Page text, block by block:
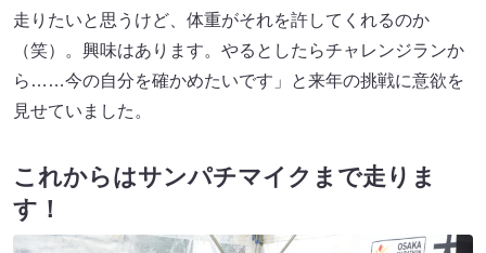
走りたいと思うけど、体重がそれを許してくれるのか
（笑）。興味はあります。やるとしたらチャレンジランか
ら……今の自分を確かめたいです」と来年の挑戦に意欲を
見せていました。
これからはサンパチマイクまで走りま
す！